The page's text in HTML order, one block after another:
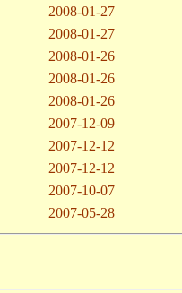
2008-01-27
2008-01-27
2008-01-26
2008-01-26
2008-01-26
2007-12-09
2007-12-12
2007-12-12
2007-10-07
2007-05-28